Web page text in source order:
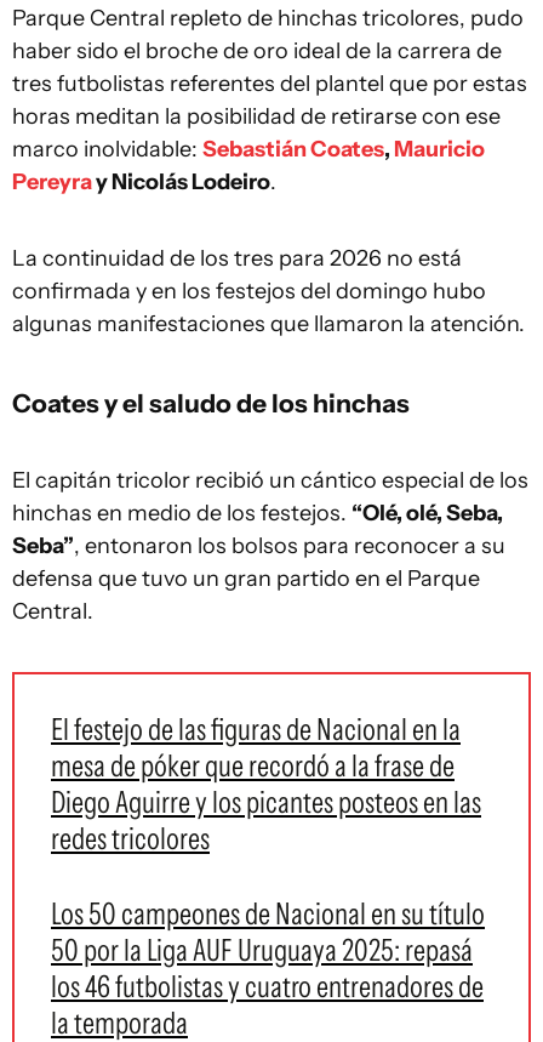
Parque Central repleto de hinchas tricolores, pudo
haber sido el broche de oro ideal de la carrera de
tres futbolistas referentes del plantel que por estas
horas meditan la posibilidad de retirarse con ese
marco inolvidable: Sebastián Coates, Mauricio
Pereyray Nicolás Lodeiro.
La continuidad de los tres para 2026 no está
confirmada y en los festejos del domingo hubo
algunas manifestaciones que llamaron la atención.
Coates y el saludo de los hinchas
El capitán tricolor recibió un cántico especial de los
hinchas en medio de los festejos. “Olé, olé, Seba,
Seba”, entonaron los bolsos para reconocer a su
defensa que tuvo un gran partido en el Parque
Central.
El festejo de las figuras de Nacional en la
mesa de póker que recordó a la frase de
Diego Aguirre y los picantes posteos en las
redes tricolores
Los 50 campeones de Nacional en su título
50 por la Liga AUF Uruguaya 2025: repasá
los 46 futbolistas y cuatro entrenadores de
la temporada